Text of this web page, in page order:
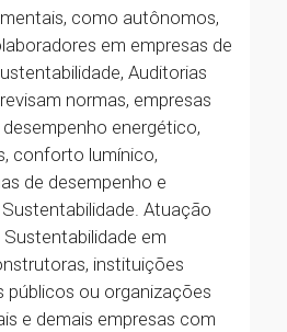
como autônomos,
em empresas de
Auditorias
normas, empresas
energético,
conforto lumínico,
de desempenho e
Atuação
em
instituições
públicos ou organizações
e demais empresas com